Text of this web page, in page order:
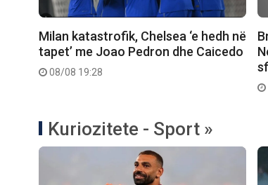
Milan katastrofik, Chelsea ‘e hedh në
tapet’ me Joao Pedron dhe Caicedo
08/08 19:28
Kuriozitete - Sport »